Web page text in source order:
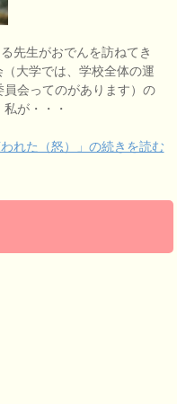
先生がおでんを訪ねてき
大学では、学校全体の運
会ってのがあります）の
が・・・
れた（怒）」の続きを読む